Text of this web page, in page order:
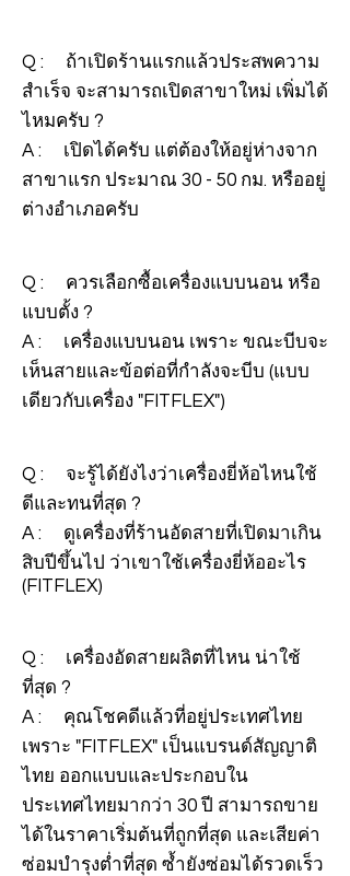
Q : ถ้าเปิดร้านแรกแล้วประสพความ
สำเร็จ จะสามารถเปิดสาขาใหม่ เพิ่มได้
ไหมครับ ?
A : เปิดได้ครับ แต่ต้องให้อยู่ห่างจาก
สาขาแรก ประมาณ 30 - 50 กม. หรืออยู่
ต่างอำเภอครับ
Q : ควรเลือกซื้อเครื่องแบบนอน หรือ
แบบตั้ง ?
A : เครื่องแบบนอน เพราะ ขณะบีบจะ
เห็นสายและข้อต่อที่กำลังจะบีบ (แบบ
เดียวกับเครื่อง "FITFLEX")
Q : จะรู้ได้ยังไงว่าเครื่องยี่ห้อไหนใช้
ดีและทนที่สุด ?
A : ดูเครื่องที่ร้านอัดสายที่เปิดมาเกิน
สิบปีขึ้นไป ว่าเขาใช้เครื่องยี่ห้ออะไร
(FITFLEX)
Q : เครื่องอัดสายผลิตที่ไหน น่าใช้
ที่สุด ?
A : คุณโชคดีแล้วที่อยู่ประเทศไทย
เพราะ "FITFLEX" เป็นแบรนด์สัญญาติ
ไทย ออกแบบและประกอบใน
ประเทศไทยมากว่า 30 ปี สามารถขาย
ได้ในราคาเริ่มต้นที่ถูกที่สุด และเสียค่า
ซ่อมบำรุงต่ำที่สุด ซ้ำยังซ่อมได้รวดเร็ว